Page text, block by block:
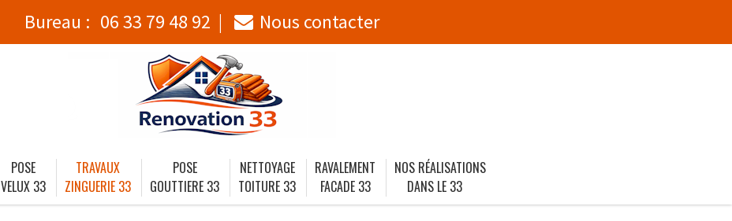
Bureau : 06 33 79 48 92 Nous contacter
POSE
VELUX 33
TRAVAUX
ZINGUERIE 33
POSE
GOUTTIERE 33
NETTOYAGE
TOITURE 33
RAVALEMENT
FACADE 33
NOS RÉALISATIONS
DANS LE 33